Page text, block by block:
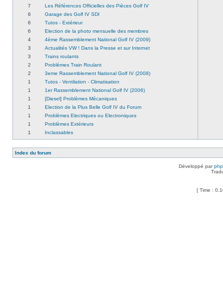
7
Les Références Officielles des Pièces Golf IV
6
Garage des Golf IV SDI
6
Tutos - Extérieur
6
Election de la photo mensuelle des membres
4
4ème Rassemblement National Golf IV (2009)
3
Actualités VW ! Dans la Presse et sur Internet
3
Trains roulants
2
Problèmes Train Roulant
2
3eme Rassemblement National Golf IV (2008)
1
Tutos - Ventilation - Climatisation
1
1er Rassemblement National Golf IV (2006)
1
[Diesel] Problèmes Mécaniques
1
Election de la Plus Belle Golf IV du Forum
1
Problèmes Electriques ou Electroniques
1
Problèmes Extérieurs
1
Inclassables
Index du forum
Développé par
[ Time :